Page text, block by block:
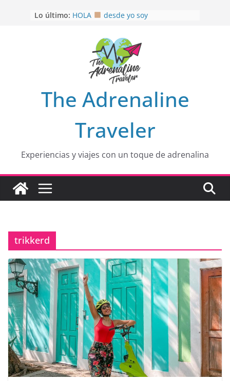
Lo último: HOLA
desde yo soy
EL SENDERO DEL CACAO: Excelente
opción
HOSPEDAJE AL NATURALSHH !!
OTRA PERSPECTIVA de RÍO EL
MULITO!
The Adrenaline
Traveler
Experiencias y viajes con un toque de adrenalina
trikkerd